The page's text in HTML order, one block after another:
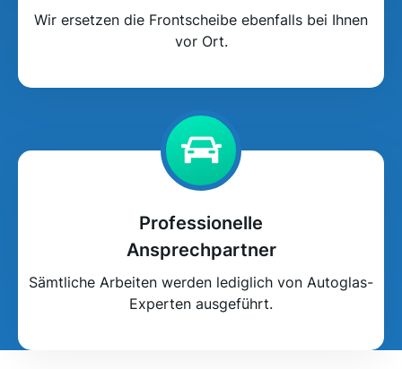
Wir ersetzen die Frontscheibe ebenfalls bei Ihnen
vor Ort.
Professionelle
Ansprechpartner
Sämtliche Arbeiten werden lediglich von Autoglas-
Experten ausgeführt.